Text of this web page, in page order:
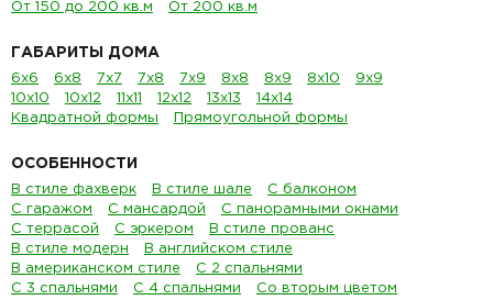
От 150 до 200 кв.м
От 200 кв.м
ГАБАРИТЫ ДОМА
6х6 6х8 7х7 7х8 7х9 8х8 8х9 8х10
9х9
10х10
10х12 11х11 12х12 13х13
14х14
Квадратной формы
Прямоугольной формы
ОСОБЕННОСТИ
В стиле фахверк В стиле шале
С балконом
С гаражом
С мансардой
С панорамными окнами
С террасой
С эркером
В стиле прованс
В стиле модерн
В английском стиле
В американском стиле
С 2 спальнями
С 3 спальнями
С 4 спальнями
Со вторым цветом